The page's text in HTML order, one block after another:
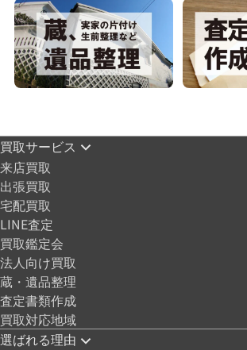
買取サービス
来店買取
出張買取
宅配買取
LINE査定
買取鑑定会
法人向け買取
蔵・遺品整理
査定書類作成
買取対応地域
選ばれる理由